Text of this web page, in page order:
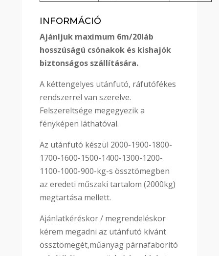
INFORMÁCIÓ
Ajánljuk maximum 6m/20láb
hosszúságú csónakok és kishajók
biztonságos szállítására.
A kéttengelyes utánfutó, ráfutófékes
rendszerrel van szerelve.
Felszereltsége megegyezik a
fényképen láthatóval.
Az utánfutó készül 2000-1900-1800-
1700-1600-1500-1400-1300-1200-
1100-1000-900-kg-s össztömegben
az eredeti műszaki tartalom (2000kg)
megtartása mellett.
Ajánlatkéréskor / megrendeléskor
kérem megadni az utánfutó kívánt
össztömegét,műanyag párnafaborító